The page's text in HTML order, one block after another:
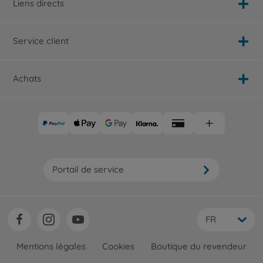
Liens directs
Service client
Achats
Portail de service
FR
Mentions légales Cookies Boutique du revendeur